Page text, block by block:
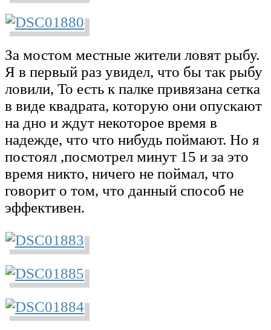
За мостом местные жители ловят рыбу.
Я в первый раз увидел, что бы так рыбу
ловили, То есть к палке привязана сетка
в виде квадрата, которую они опускают
на дно и ждут некоторое время в
надежде, что что нибудь поймают. Но я
постоял ,посмотрел минут 15 и за это
время никто, ничего не поймал, что
говорит о том, что данный способ не
эффективен.